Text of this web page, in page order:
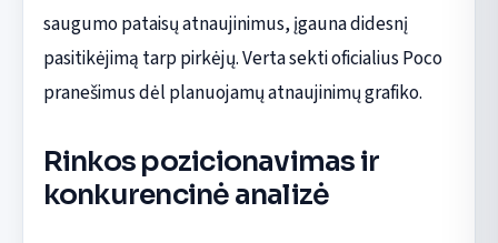
saugumo pataisų atnaujinimus, įgauna didesnį
pasitikėjimą tarp pirkėjų. Verta sekti oficialius Poco
pranešimus dėl planuojamų atnaujinimų grafiko.
Rinkos pozicionavimas ir
konkurencinė analizė